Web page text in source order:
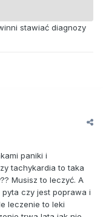
stawiać diagnozy
paniki i
tachykardia to taka
Musisz to leczyć. A
czy jest poprawa i
leczenie to leki